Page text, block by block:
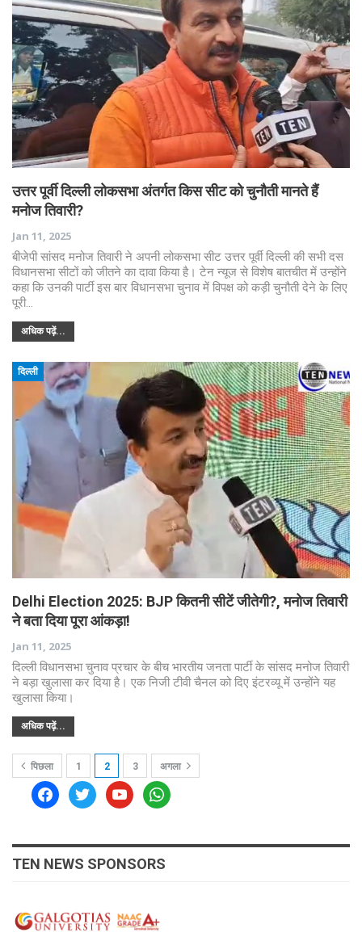
उत्तर पूर्वी दिल्ली लोकसभा अंतर्गत किस सीट को चुनौती मानते हैं
मनोज तिवारी?
Jan 11, 2025
बीजेपी सांसद मनोज तिवारी ने अपनी लोकसभा सीट उत्तर पूर्वी दिल्ली की सभी दस
विधानसभा सीटों को जीतने का दावा किया है। टेन न्यूज से विशेष बातचीत में उन्होंने
कहा कि उनकी पार्टी इस बार विधानसभा चुनाव में विपक्ष को कड़ी चुनौती देने के लिए
पूरी…
अधिक पढ़ें...
दिल्ली
Delhi Election 2025: BJP कितनी सीटें जीतेगी?, मनोज तिवारी
ने बता दिया पूरा आंकड़ा!
Jan 11, 2025
दिल्ली विधानसभा चुनाव प्रचार के बीच भारतीय जनता पार्टी के सांसद मनोज तिवारी
ने बड़ा खुलासा कर दिया है। एक निजी टीवी चैनल को दिए इंटरव्यू में उन्होंने यह
खुलासा किया।
अधिक पढ़ें...
पिछला 1 2 3 अगला
facebooktwitteryoutubewhatsapp
TEN NEWS SPONSORS